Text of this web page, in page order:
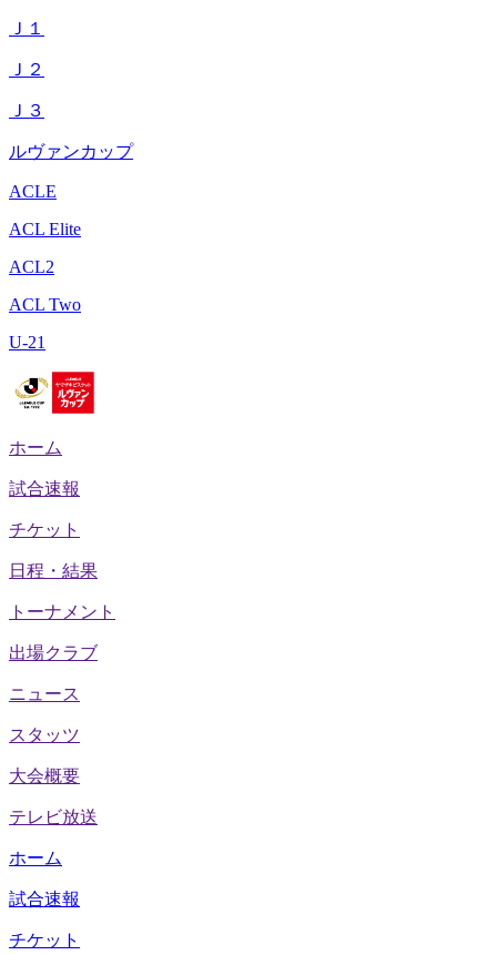
Ｊ１
Ｊ２
Ｊ３
ルヴァンカップ
ACLE
ACL Elite
ACL2
ACL Two
U-21
ホーム
試合速報
チケット
日程・結果
トーナメント
出場クラブ
ニュース
スタッツ
大会概要
テレビ放送
ホーム
試合速報
チケット